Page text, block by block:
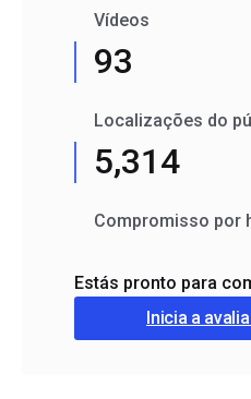
Vídeos
93
Localizações do
5,314
Compromisso por
Estás pronto para
Inicia a